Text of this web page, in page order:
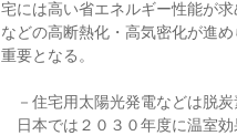
宅には高い省エネルギー性能が
などの高断熱化・高気密化が進
重要となる。
－住宅用太陽光発電などは脱炭
日本では２０３０年度に温室効